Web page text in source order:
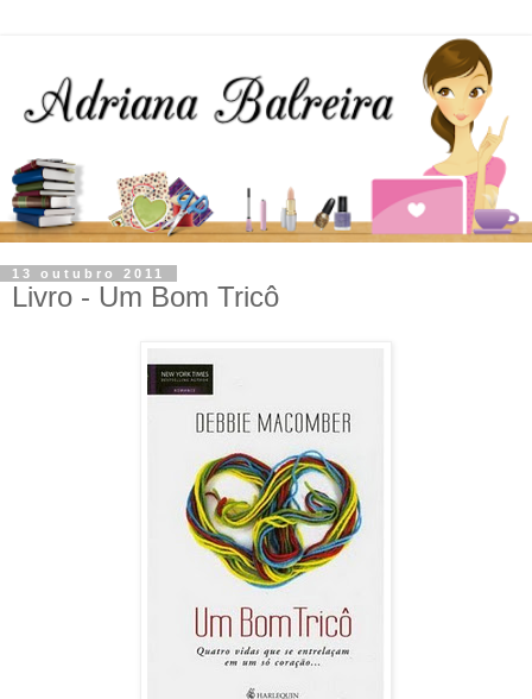
13 outubro 2011
Livro - Um Bom Tricô